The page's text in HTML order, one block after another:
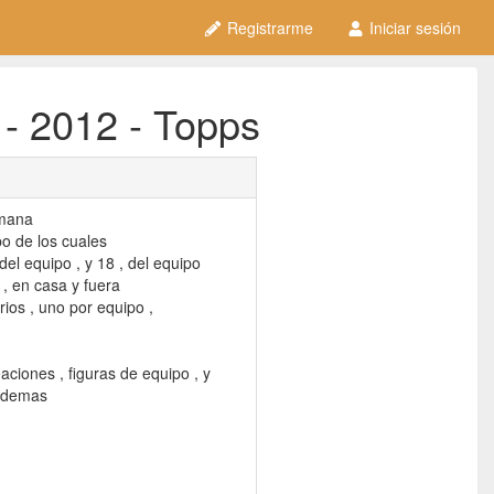
Registrarme Iniciar sesión
2012 - Topps
de los cuales
equipo , y 18 , del equipo
en casa y fuera
, uno por equipo ,
, figuras de equipo , y